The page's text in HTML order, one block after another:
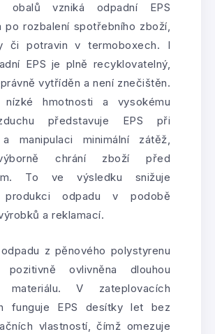
obalů vzniká odpadní EPS
po rozbalení spotřebního zboží,
či potravin v termoboxech. I
EPS je plně recyklovatelný,
vytříděn a není znečištěn.
hmotnosti a vysokému
představuje EPS při
manipulaci minimální zátěž,
chrání zboží před
To ve výsledku snižuje
produkci odpadu v podobě
a reklamací.
z pěnového polystyrenu
ovlivněna dlouhou
materiálu. V zateplovacích
funguje EPS desítky let bez
vlastností, čímž omezuje